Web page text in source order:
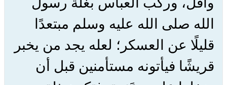
الله صلى الله عليه وسلم مبتعدًا
قليلًا عن العسكر؛ لعله يجد من يخبر
قريشًا فيأتونه مستأمنين قبل أن